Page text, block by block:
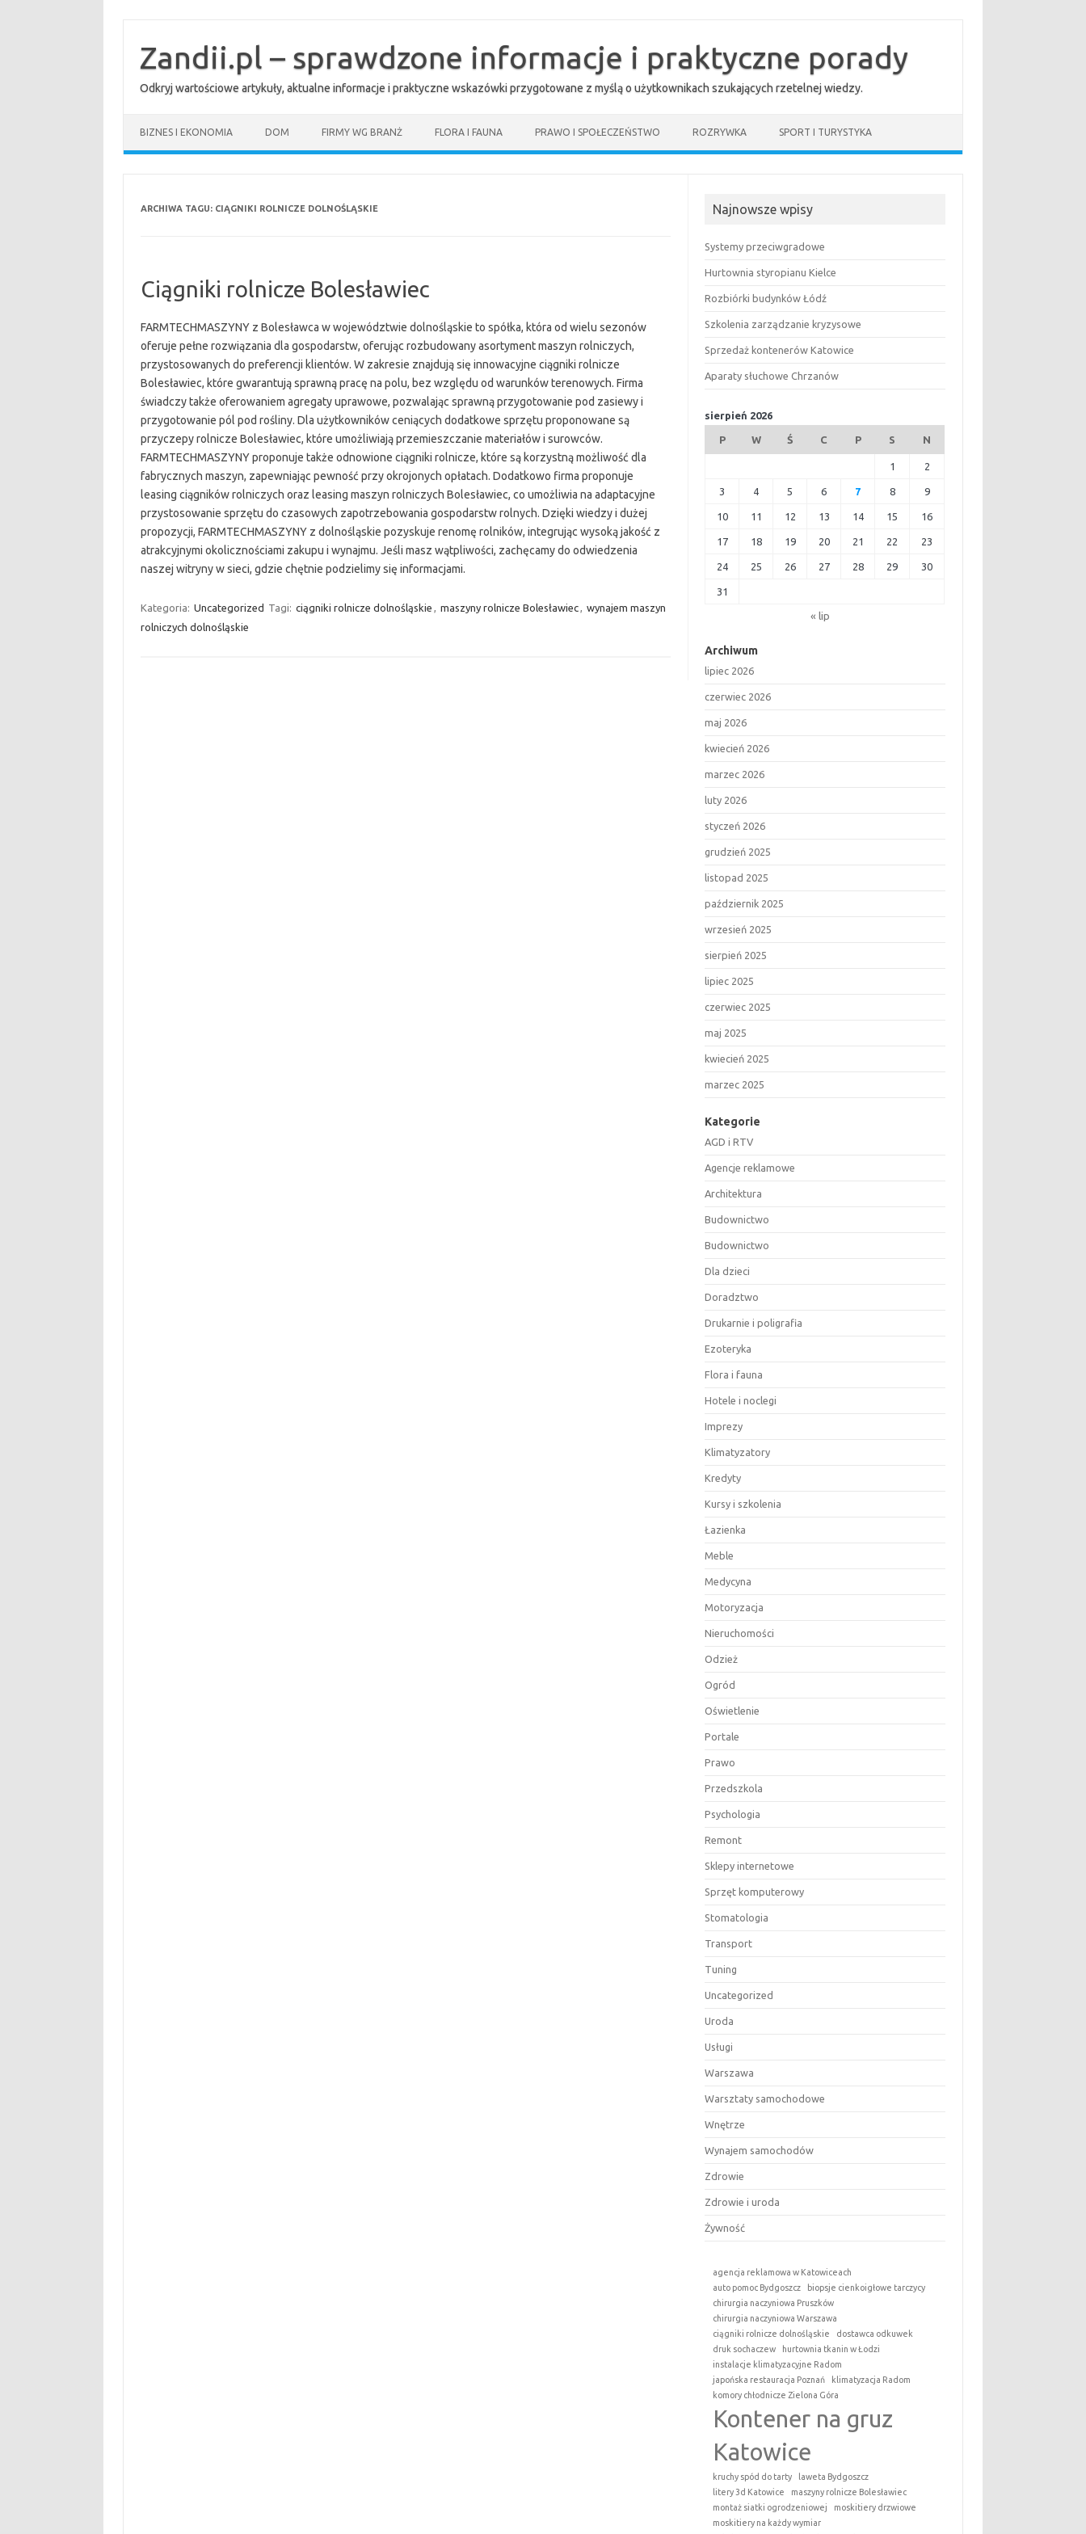
treściZandii.pl – sprawdzone informacje i praktyczne porady
Odkryj wartościowe artykuły, aktualne informacje i praktyczne wskazówki przygotowane z myślą o użytkownikach szukających rzetelnej wiedzy.
BIZNES I EKONOMIA DOM FIRMY WG BRANŻ FLORA I FAUNA PRAWO I SPOŁECZEŃSTWO ROZRYWKA SPORT I TURYSTYKA
ARCHIWA TAGU: CIĄGNIKI ROLNICZE DOLNOŚLĄSKIE
Ciągniki rolnicze Bolesławiec
FARMTECHMASZYNY z Bolesławca w województwie dolnośląskie to spółka, która od wielu sezonów
oferuje pełne rozwiązania dla gospodarstw, oferując rozbudowany asortyment maszyn rolniczych,
przystosowanych do preferencji klientów. W zakresie znajdują się innowacyjne ciągniki rolnicze
Bolesławiec, które gwarantują sprawną pracę na polu, bez względu od warunków terenowych. Firma
świadczy także oferowaniem agregaty uprawowe, pozwalając sprawną przygotowanie pod zasiewy i
przygotowanie pól pod rośliny. Dla użytkowników ceniących dodatkowe sprzętu proponowane są
przyczepy rolnicze Bolesławiec, które umożliwiają przemieszczanie materiałów i surowców.
FARMTECHMASZYNY proponuje także odnowione ciągniki rolnicze, które są korzystną możliwość dla
fabrycznych maszyn, zapewniając pewność przy okrojonych opłatach. Dodatkowo firma proponuje
leasing ciągników rolniczych oraz leasing maszyn rolniczych Bolesławiec, co umożliwia na adaptacyjne
przystosowanie sprzętu do czasowych zapotrzebowania gospodarstw rolnych. Dzięki wiedzy i dużej
propozycji, FARMTECHMASZYNY z dolnośląskie pozyskuje renomę rolników, integrując wysoką jakość z
atrakcyjnymi okolicznościami zakupu i wynajmu. Jeśli masz wątpliwości, zachęcamy do odwiedzenia
naszej witryny w sieci, gdzie chętnie podzielimy się informacjami.
Kategoria: Uncategorized Tagi: ciągniki rolnicze dolnośląskie , maszyny rolnicze Bolesławiec, wynajem maszyn
rolniczych dolnośląskie
Najnowsze wpisy
Systemy przeciwgradowe
Hurtownia styropianu Kielce
Rozbiórki budynków Łódź
Szkolenia zarządzanie kryzysowe
Sprzedaż kontenerów Katowice
Aparaty słuchowe Chrzanów
sierpień 2026
P W Ś C P S N
1 2
3 4 5 6 7 8 9
10 11 12 13 14 15 16
17 18 19 20 21 22 23
24 25 26 27 28 29 30
31
« lip
Archiwum
lipiec 2026
czerwiec 2026
maj 2026
kwiecień 2026
marzec 2026
luty 2026
styczeń 2026
grudzień 2025
listopad 2025
październik 2025
wrzesień 2025
sierpień 2025
lipiec 2025
czerwiec 2025
maj 2025
kwiecień 2025
marzec 2025
Kategorie
AGD i RTV
Agencje reklamowe
Architektura
Budownictwo
Budownictwo
Dla dzieci
Doradztwo
Drukarnie i poligrafia
Ezoteryka
Flora i fauna
Hotele i noclegi
Imprezy
Klimatyzatory
Kredyty
Kursy i szkolenia
Łazienka
Meble
Medycyna
Motoryzacja
Nieruchomości
Odzież
Ogród
Oświetlenie
Portale
Prawo
Przedszkola
Psychologia
Remont
Sklepy internetowe
Sprzęt komputerowy
Stomatologia
Transport
Tuning
Uncategorized
Uroda
Usługi
Warszawa
Warsztaty samochodowe
Wnętrze
Wynajem samochodów
Zdrowie
Zdrowie i uroda
Żywność
agencja reklamowa w Katowiceach
auto pomoc Bydgoszcz
biopsje cienkoigłowe tarczycy
chirurgia naczyniowa Pruszków
chirurgia naczyniowa Warszawa
ciągniki rolnicze dolnośląskie
dostawca odkuwek
druk sochaczew
hurtownia tkanin w Łodzi
instalacje klimatyzacyjne Radom
japońska restauracja Poznań
klimatyzacja Radom
komory chłodnicze Zielona Góra
Kontener na gruz
Katowice
kruchy spód do tarty
laweta Bydgoszcz
litery 3d Katowice
maszyny rolnicze Bolesławiec
montaż siatki ogrodzeniowej
moskitiery drzwiowe
moskitiery na każdy wymiar